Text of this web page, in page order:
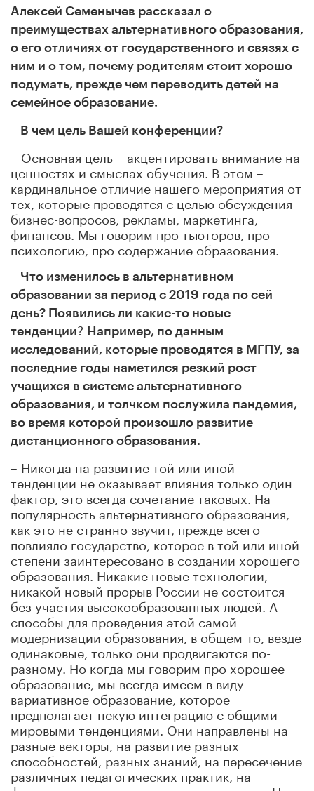
Алексей Семенычев рассказал о
преимуществах альтернативного образования,
о его отличиях от государственного и связях с
ним и о том, почему родителям стоит хорошо
подумать, прежде чем переводить детей на
семейное образование.
– В чем цель Вашей конференции?
– Основная цель – акцентировать внимание на
ценностях и смыслах обучения. В этом –
кардинальное отличие нашего мероприятия от
тех, которые проводятся с целью обсуждения
бизнес-вопросов, рекламы, маркетинга,
финансов. Мы говорим про тьюторов, про
психологию, про содержание образования.
– Что изменилось в альтернативном
образовании за период с 2019 года по сей
день? Появились ли какие-то новые
тенденции? Например, по данным
исследований, которые проводятся в МГПУ, за
последние годы наметился резкий рост
учащихся в системе альтернативного
образования, и толчком послужила пандемия,
во время которой произошло развитие
дистанционного образования.
– Никогда на развитие той или иной
тенденции не оказывает влияния только один
фактор, это всегда сочетание таковых. На
популярность альтернативного образования,
как это не странно звучит, прежде всего
повлияло государство, которое в той или иной
степени заинтересовано в создании хорошего
образования. Никакие новые технологии,
никакой новый прорыв России не состоится
без участия высокообразованных людей. А
способы для проведения этой самой
модернизации образования, в общем-то, везде
одинаковые, только они продвигаются по-
разному. Но когда мы говорим про хорошее
образование, мы всегда имеем в виду
вариативное образование, которое
предполагает некую интеграцию с общими
мировыми тенденциями. Они направлены на
разные векторы, на развитие разных
способностей, разных знаний, на пересечение
различных педагогических практик, на